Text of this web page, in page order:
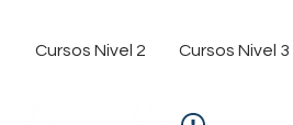
Cursos Nivel 2 Cursos Nivel 3